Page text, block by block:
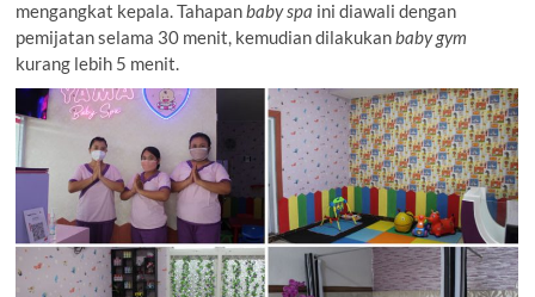
mengangkat kepala. Tahapanbaby spa ini diawali dengan
pemijatan selama 30 menit, kemudian dilakukanbaby gym
kurang lebih 5 menit.